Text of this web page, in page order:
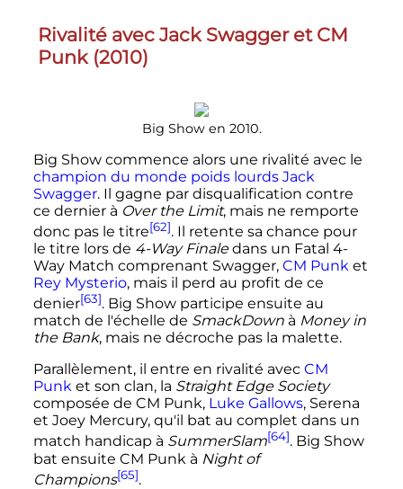
Rivalité avec Jack Swagger et CM
Punk (2010)
Big Show en 2010.
Big Show commence alors une rivalité avec le
champion du monde poids lourds Jack
Swagger. Il gagne par disqualification contre
ce dernier à Over the Limit, mais ne remporte
donc pas le titre[62]. Il retente sa chance pour
le titre lors de 4-Way Finaledans un Fatal 4-
Way Match comprenant Swagger, CM Punket
Rey Mysterio, mais il perd au profit de ce
denier[63]. Big Show participe ensuite au
match de l'échelle de SmackDownà Money in
the Bank, mais ne décroche pas la malette.
Parallèlement, il entre en rivalité avec CM
Punket son clan, la Straight Edge Society
composée de CM Punk, Luke Gallows, Serena
et Joey Mercury, qu'il bat au complet dans un
match handicap à SummerSlam[64]. Big Show
bat ensuite CM Punk à Night of
Champions[65].